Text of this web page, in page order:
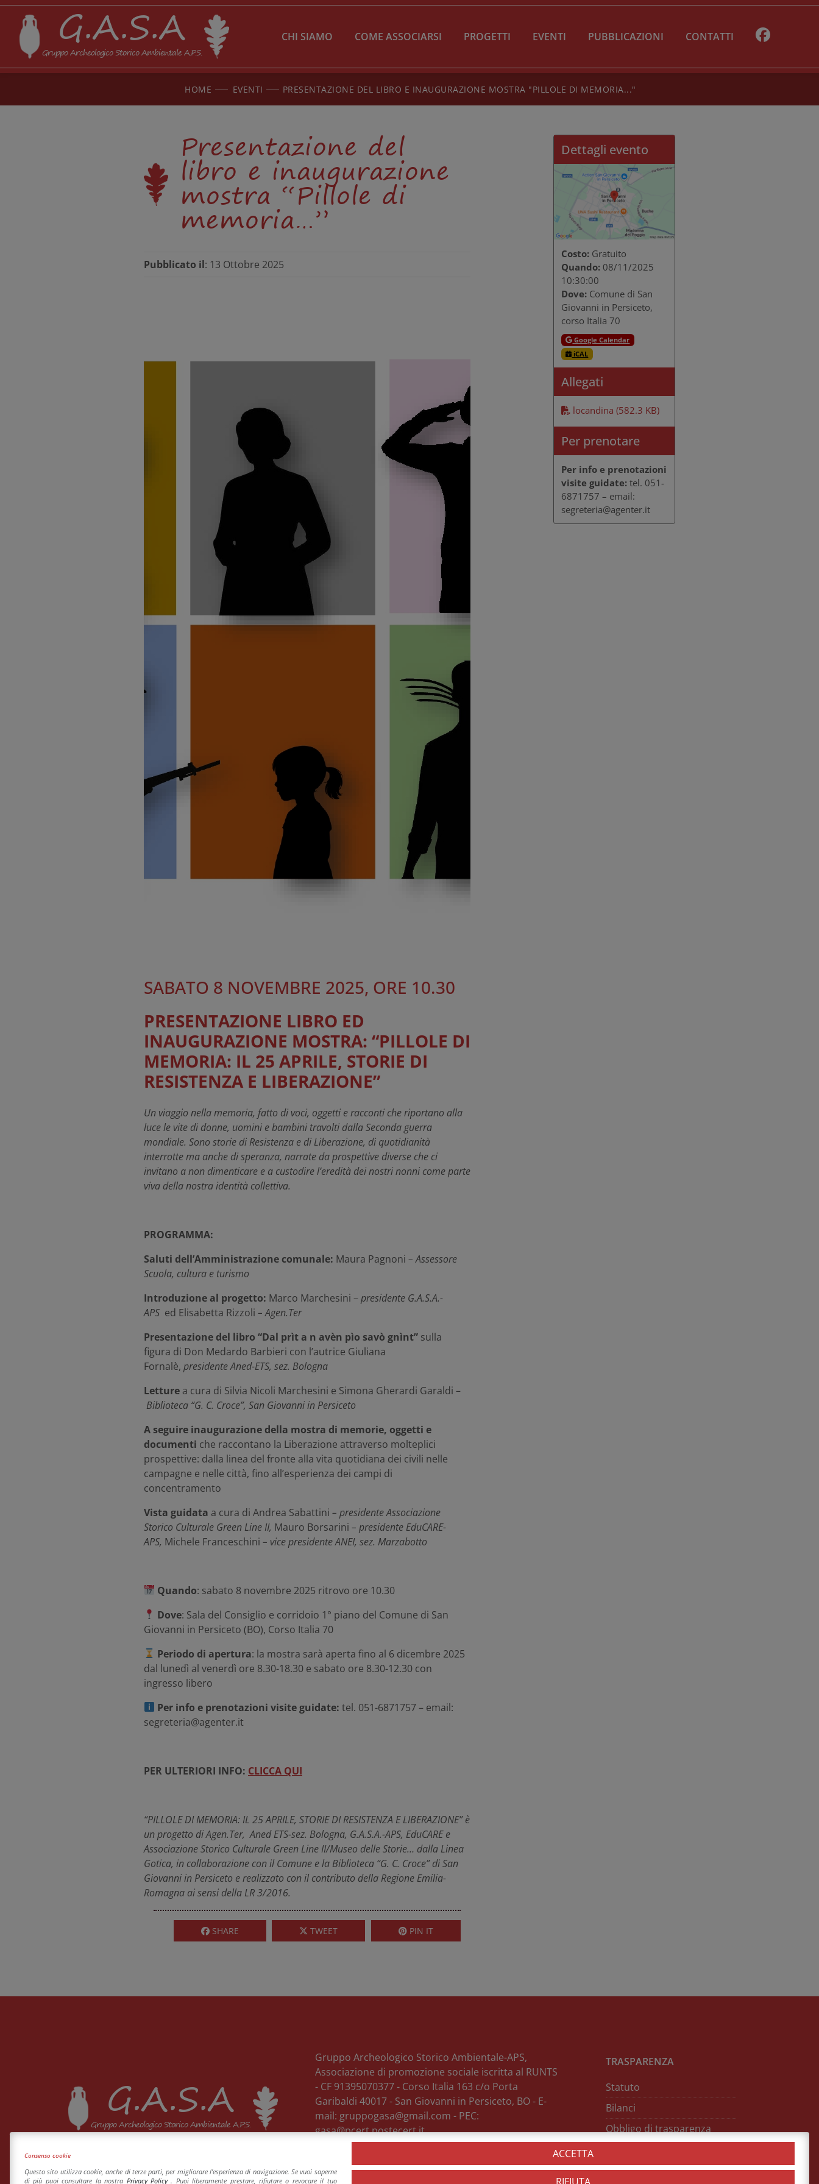
G.A.S.A
Gruppo Archeologico Storico Ambientale A.P.S.
CHI SIAMO COME ASSOCIARSI PROGETTI EVENTI PUBBLICAZIONI CONTATTI
HOME EVENTI PRESENTAZIONE DEL LIBRO E INAUGURAZIONE MOSTRA "PILLOLE DI MEMORIA..."
Presentazione del
libro e inaugurazione
mostra “Pillole di
memoria…”
Pubblicato il: 13 Ottobre 2025
SABATO 8 NOVEMBRE 2025, ORE 10.30
PRESENTAZIONE LIBRO ED
INAUGURAZIONE MOSTRA: “PILLOLE DI
MEMORIA: IL 25 APRILE, STORIE DI
RESISTENZA E LIBERAZIONE”
Un viaggio nella memoria, fatto di voci, oggetti e racconti che riportano alla
luce le vite di donne, uomini e bambini travolti dalla Seconda guerra
mondiale. Sono storie di Resistenza e di Liberazione, di quotidianità
interrotte ma anche di speranza, narrate da prospettive diverse che ci
invitano a non dimenticare e a custodire l’eredità dei nostri nonni come parte
viva della nostra identità collettiva.
PROGRAMMA:
Saluti dell’Amministrazione comunale: Maura Pagnoni – Assessore
Scuola, cultura e turismo
Introduzione al progetto: Marco Marchesini –presidente G.A.S.A.-
APS ed Elisabetta Rizzoli –Agen.Ter
Presentazione del libro “Dal prìta n avèn pìo savò gnìnt” sulla
figura di Don Medardo Barbieri con l’autrice Giuliana
Fornalè, presidenteAned-ETS, sez. Bologna
Letture a cura di Silvia Nicoli Marchesini e Simona Gherardi Garaldi –
Biblioteca “G. C. Croce”, San Giovanni in Persiceto
A seguire inaugurazione della mostra di memorie, oggetti e
documenti che raccontano la Liberazione attraverso molteplici
prospettive: dalla linea del fronte alla vita quotidiana dei civili nelle
campagne e nelle città, fino all’esperienza dei campi di
concentramento
Vista guidata a cura di Andrea Sabattini – presidente Associazione
Storico Culturale Green Line II, Mauro Borsarini – presidente EduCARE-
APS, Michele Franceschini – vice presidente ANEI, sez. Marzabotto
Quando: sabato 8 novembre 2025 ritrovo ore 10.30
Dove: Sala del Consiglio e corridoio 1° piano del Comune di San
Giovanni in Persiceto (BO), Corso Italia 70
Periodo di apertura: la mostra sarà aperta fino al 6 dicembre 2025
dal lunedì al venerdì ore 8.30-18.30 e sabato ore 8.30-12.30 con
ingresso libero
Per info e prenotazioni visite guidate:tel. 051-6871757 – email:
segreteria@agenter.it
PER ULTERIORI INFO: CLICCA QUI
“PILLOLE DI MEMORIA: IL 25 APRILE, STORIE DI RESISTENZA E LIBERAZIONE” è
un progetto di Agen.Ter, Aned ETS-sez. Bologna, G.A.S.A.-APS, EduCARE e
Associazione Storico Culturale Green Line II/Museo delle Storie… dalla Linea
Gotica, in collaborazione con il Comune e la Biblioteca “G. C. Croce” di San
Giovanni in Persiceto e realizzato con il contributo della Regione Emilia-
Romagna ai sensi della LR 3/2016.
SHARE TWEET PIN IT
Dettagli evento
Costo: Gratuito
Quando: 08/11/2025
10:30:00
Dove: Comune di San
Giovanni in Persiceto,
corso Italia 70
Google Calendar
iCAL
Allegati
locandina (582.3 KB)
Per prenotare
Per info e prenotazioni
visite guidate: tel. 051-
6871757 – email:
segreteria@agenter.it
G.A.S.A
Gruppo Archeologico Storico Ambientale A.P.S.
Gruppo Archeologico Storico Ambientale-APS,
Associazione di promozione sociale iscritta al RUNTS
- CF 91395070377 - Corso Italia 163 c/o Porta
Garibaldi 40017- San Giovanni in Persiceto, BO- E-
mail: gruppogasa@gmail.com - PEC:
gasa@pcert.postecert.it
TRASPARENZA
Statuto
Bilanci
Obbligo di trasparenza
Consenso cookie
Questo sito utilizza cookie, anche di terze parti, per migliorare l'esperienza di navigazione. Se vuoi saperne
di più puoi consultare la nostra Privacy Policy. Puoi liberamente prestare, rifiutare o revocare il tuo
ACCETTA